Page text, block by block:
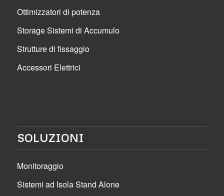
Ottimizzatori di potenza
Storage Sistemi di Accumulo
Strutture di fissaggio
Accessori Elettrici
SOLUZIONI
Monitoraggio
Sistemi ad Isola Stand Alone